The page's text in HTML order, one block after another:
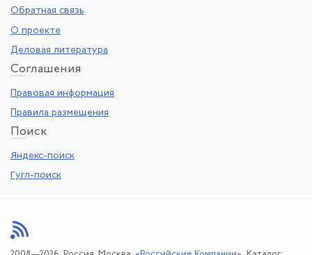
Обратная связь
О проекте
Деловая литература
Соглашения
Правовая информация
Правила размещения
Поиск
Яндекс-поиск
Гугл-поиск